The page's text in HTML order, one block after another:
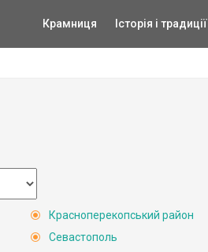
Крамниця Історія і традиції
Красноперекопський район
Севастополь